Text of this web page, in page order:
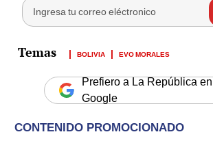
BOLIVIA EVO MORALES
Prefiero a La República en
Google